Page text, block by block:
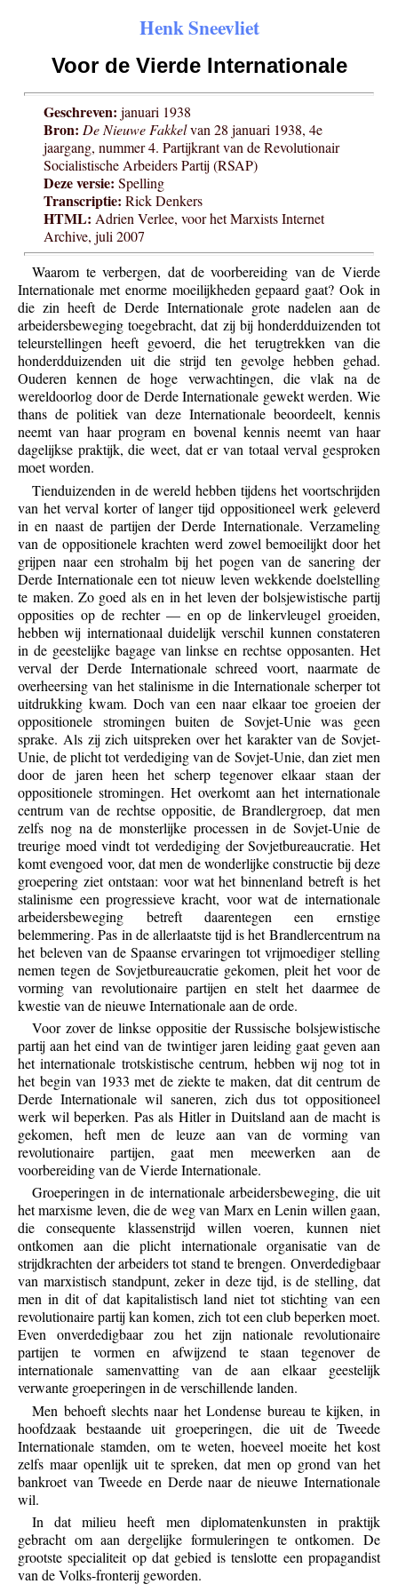
Henk Sneevliet
Voor de Vierde Internationale
Geschreven: januari 1938
Bron: De Nieuwe Fakkelvan 28 januari 1938, 4e
jaargang, nummer 4. Partijkrant van de Revolutionair
Socialistische Arbeiders Partij (RSAP)
Deze versie: Spelling
Transcriptie: Rick Denkers
HTML: Adrien Verlee, voor het Marxists Internet
Archive, juli 2007
Waarom te verbergen, dat de voorbereiding van de Vierde
Internationale met enorme moeilijkheden gepaard gaat? Ook in
die zin heeft de Derde Internationale grote nadelen aan de
arbeidersbeweging toegebracht, dat zij bij honderdduizenden tot
teleurstellingen heeft gevoerd, die het terugtrekken van die
honderdduizenden uit die strijd ten gevolge hebben gehad.
Ouderen kennen de hoge verwachtingen, die vlak na de
wereldoorlog door de Derde Internationale gewekt werden. Wie
thans de politiek van deze Internationale beoordeelt, kennis
neemt van haar program en bovenal kennis neemt van haar
dagelijkse praktijk, die weet, dat er van totaal verval gesproken
moet worden.
Tienduizenden in de wereld hebben tijdens het voortschrijden
van het verval korter of langer tijd oppositioneel werk geleverd
in en naast de partijen der Derde Internationale. Verzameling
van de oppositionele krachten werd zowel bemoeilijkt door het
grijpen naar een strohalm bij het pogen van de sanering der
Derde Internationale een tot nieuw leven wekkende doelstelling
te maken. Zo goed als en in het leven der bolsjewistische partij
opposities op de rechter — en op de linkervleugel groeiden,
hebben wij internationaal duidelijk verschil kunnen constateren
in de geestelijke bagage van linkse en rechtse opposanten. Het
verval der Derde Internationale schreed voort, naarmate de
overheersing van het stalinisme in die Internationale scherper tot
uitdrukking kwam. Doch van een naar elkaar toe groeien der
oppositionele stromingen buiten de Sovjet-Unie was geen
sprake. Als zij zich uitspreken over het karakter van de Sovjet-
Unie, de plicht tot verdediging van de Sovjet-Unie, dan ziet men
door de jaren heen het scherp tegenover elkaar staan der
oppositionele stromingen. Het overkomt aan het internationale
centrum van de rechtse oppositie, de Brandlergroep, dat men
zelfs nog na de monsterlijke processen in de Sovjet-Unie de
treurige moed vindt tot verdediging der Sovjetbureaucratie. Het
komt evengoed voor, dat men de wonderlijke constructie bij deze
groepering ziet ontstaan: voor wat het binnenland betreft is het
stalinisme een progressieve kracht, voor wat de internationale
arbeidersbeweging betreft daarentegen een ernstige
belemmering. Pas in de allerlaatste tijd is het Brandlercentrum na
het beleven van de Spaanse ervaringen tot vrijmoediger stelling
nemen tegen de Sovjetbureaucratie gekomen, pleit het voor de
vorming van revolutionaire partijen en stelt het daarmee de
kwestie van de nieuwe Internationale aan de orde.
Voor zover de linkse oppositie der Russische bolsjewistische
partij aan het eind van de twintiger jaren leiding gaat geven aan
het internationale trotskistische centrum, hebben wij nog tot in
het begin van 1933 met de ziekte te maken, dat dit centrum de
Derde Internationale wil saneren, zich dus tot oppositioneel
werk wil beperken. Pas als Hitler in Duitsland aan de macht is
gekomen, heft men de leuze aan van de vorming van
revolutionaire partijen, gaat men meewerken aan de
voorbereiding van de Vierde Internationale.
Groeperingen in de internationale arbeidersbeweging, die uit
het marxisme leven, die de weg van Marx en Lenin willen gaan,
die consequente klassenstrijd willen voeren, kunnen niet
ontkomen aan die plicht internationale organisatie van de
strijdkrachten der arbeiders tot stand te brengen. Onverdedigbaar
van marxistisch standpunt, zeker in deze tijd, is de stelling, dat
men in dit of dat kapitalistisch land niet tot stichting van een
revolutionaire partij kan komen, zich tot een club beperken moet.
Even onverdedigbaar zou het zijn nationale revolutionaire
partijen te vormen en afwijzend te staan tegenover de
internationale samenvatting van de aan elkaar geestelijk
verwante groeperingen in de verschillende landen.
Men behoeft slechts naar het Londense bureau te kijken, in
hoofdzaak bestaande uit groeperingen, die uit de Tweede
Internationale stamden, om te weten, hoeveel moeite het kost
zelfs maar openlijk uit te spreken, dat men op grond van het
bankroet van Tweede en Derde naar de nieuwe Internationale
wil.
In dat milieu heeft men diplomatenkunsten in praktijk
gebracht om aan dergelijke formuleringen te ontkomen. De
grootste specialiteit op dat gebied is tenslotte een propagandist
van de Volks-fronterij geworden.